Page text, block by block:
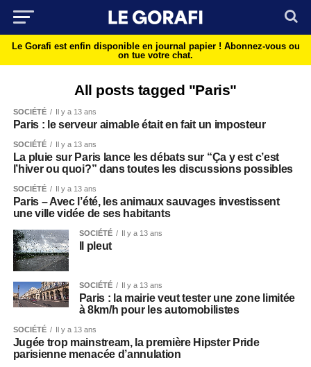
Le Gorafi est enfin disponible en journal papier ! Abonnez-vous ou
on tue votre chat.
All posts tagged "Paris"
SOCIÉTÉ Il y a 13 ans
Paris : le serveur aimable était en fait un imposteur
SOCIÉTÉ Il y a 13 ans
La pluie sur Paris lance les débats sur “Ça y est c’est
l’hiver ou quoi?” dans toutes les discussions possibles
SOCIÉTÉ Il y a 13 ans
Paris – Avec l’été, les animaux sauvages investissent
une ville vidée de ses habitants
SOCIÉTÉ Il y a 13 ans
Il pleut
SOCIÉTÉ Il y a 13 ans
Paris : la mairie veut tester une zone limitée
à 8km/h pour les automobilistes
SOCIÉTÉ Il y a 13 ans
Jugée trop mainstream, la première Hipster Pride
parisienne menacée d’annulation